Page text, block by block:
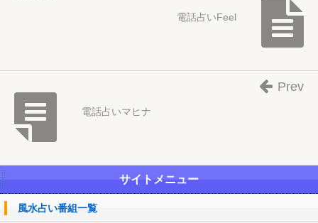
電話占いFeel
電話占いマヒナ
Prev
サイトメニュー
風水占い番組一覧